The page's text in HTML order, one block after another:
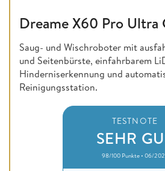
Dreame X60 Pro Ultra
Saug- und Wischroboter mit
und Seitenbürste, einfahrbarem
Hinderniserkennung und
Reinigungsstation.
TESTNOTE
SEHR
98/100 Punkte • 06/